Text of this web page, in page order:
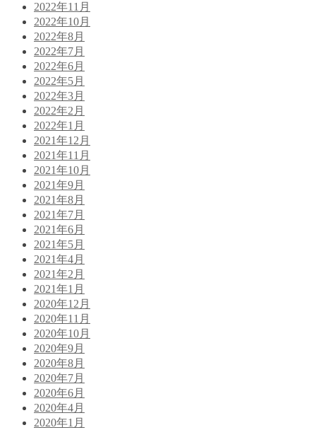
2022年11月
2022年10月
2022年8月
2022年7月
2022年6月
2022年5月
2022年3月
2022年2月
2022年1月
2021年12月
2021年11月
2021年10月
2021年9月
2021年8月
2021年7月
2021年6月
2021年5月
2021年4月
2021年2月
2021年1月
2020年12月
2020年11月
2020年10月
2020年9月
2020年8月
2020年7月
2020年6月
2020年4月
2020年1月